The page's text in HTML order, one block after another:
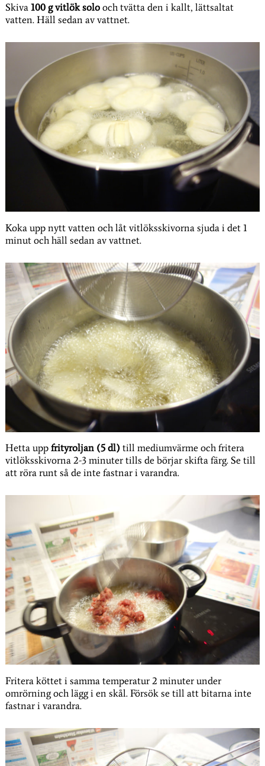
Skiva100 g vitlök solo och tvätta den i kallt, lättsaltat
vatten. Häll sedan av vattnet.
Koka upp nytt vatten och låt vitlöksskivorna sjuda i det 1
minut och häll sedan av vattnet.
Hetta uppfrityroljan (5 dl) till mediumvärme och fritera
vitlöksskivorna 2-3 minuter tills de börjar skifta färg. Se till
att röra runt så de inte fastnar i varandra.
Fritera köttet i samma temperatur 2 minuter under
omrörning och lägg i en skål. Försök se till att bitarna inte
fastnar i varandra.